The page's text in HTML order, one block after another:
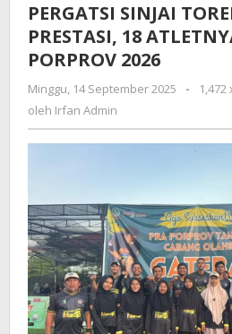
18
PORPROV
PERGATSI SINJAI
PRESTASI, 18
PORPROV 2026
Minggu, 14 September 2025
oleh
-
1,472
oleh Irfan Admin